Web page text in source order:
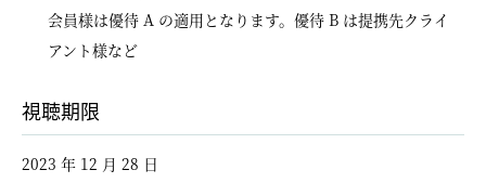
会員様は優待 A の適用となります。優待 B は提携先クライ
アント様など
視聴期限
2023 年 12 月 28 日